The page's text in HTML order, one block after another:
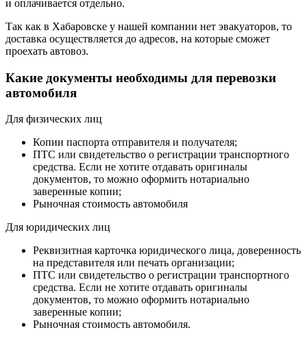
и оплачивается отдельно.
Так как в Хабаровске у нашей компании нет эвакуаторов, то
доставка осуществляется до адресов, на которые сможет
проехать автовоз.
Какие документы необходимы для перевозки
автомобиля
Для физических лиц
Копии паспорта отправителя и получателя;
ПТС или свидетельство о регистрации транспортного
средства. Если не хотите отдавать оригиналы
документов, то можно оформить нотариально
заверенные копии;
Рыночная стоимость автомобиля
Для юридических лиц
Реквизитная карточка юридического лица, доверенность
на представителя или печать организации;
ПТС или свидетельство о регистрации транспортного
средства. Если не хотите отдавать оригиналы
документов, то можно оформить нотариально
заверенные копии;
Рыночная стоимость автомобиля.